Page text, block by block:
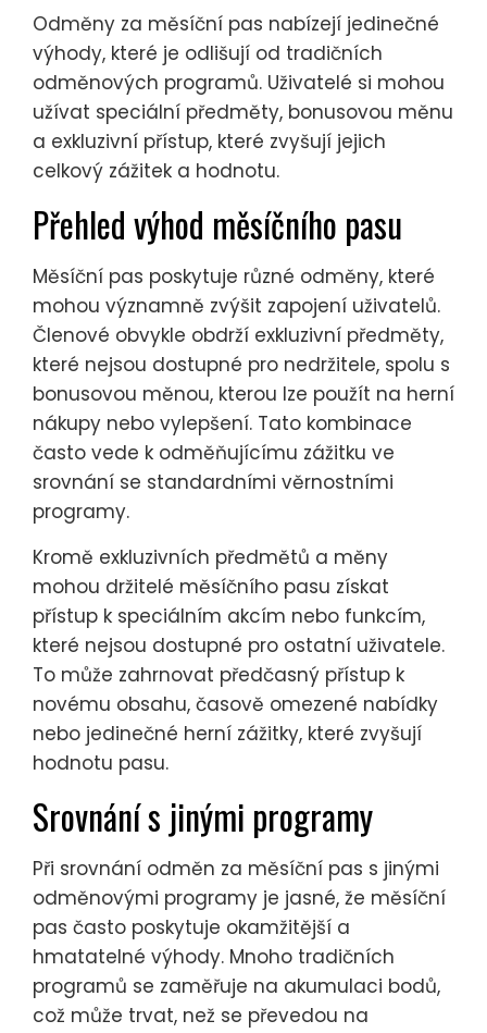
Odměny za měsíční pas nabízejí jedinečné
výhody, které je odlišují od tradičních
odměnových programů. Uživatelé si mohou
užívat speciální předměty, bonusovou měnu
a exkluzivní přístup, které zvyšují jejich
celkový zážitek a hodnotu.
Přehled výhod měsíčního pasu
Měsíční pas poskytuje různé odměny, které
mohou významně zvýšit zapojení uživatelů.
Členové obvykle obdrží exkluzivní předměty,
které nejsou dostupné pro nedržitele, spolu s
bonusovou měnou, kterou lze použít na herní
nákupy nebo vylepšení. Tato kombinace
často vede k odměňujícímu zážitku ve
srovnání se standardními věrnostními
programy.
Kromě exkluzivních předmětů a měny
mohou držitelé měsíčního pasu získat
přístup k speciálním akcím nebo funkcím,
které nejsou dostupné pro ostatní uživatele.
To může zahrnovat předčasný přístup k
novému obsahu, časově omezené nabídky
nebo jedinečné herní zážitky, které zvyšují
hodnotu pasu.
Srovnání s jinými programy
Při srovnání odměn za měsíční pas s jinými
odměnovými programy je jasné, že měsíční
pas často poskytuje okamžitější a
hmatatelné výhody. Mnoho tradičních
programů se zaměřuje na akumulaci bodů,
což může trvat, než se převedou na